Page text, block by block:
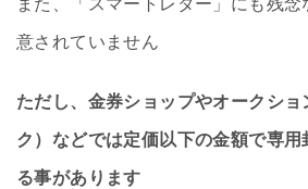
また、「スマートレター」にも残念
意されていません
ただし、金券ショップやオークショ
ク）などでは定価以下の金額で専
る事があります